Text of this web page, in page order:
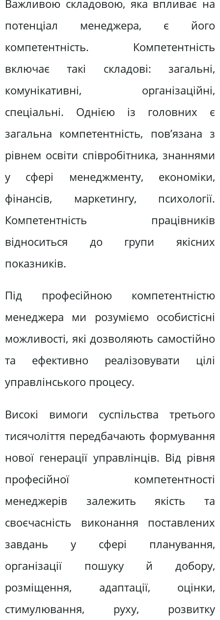
Важливою складовою, яка впливає на
потенціал менеджера, є його
компетентність. Компетентність
включає такі складові: загальні,
комунікативні, організаційні,
спеціальні. Однією із головних є
загальна компетентність, пов’язана з
рівнем освіти співробітника, знаннями
у сфері менеджменту, економіки,
фінансів, маркетингу, психології.
Компетентність працівників
відноситься до групи якісних
показників.
Під професійною компетентністю
менеджера ми розуміємо особистісні
можливості, які дозволяють самостійно
та ефективно реалізовувати цілі
управлінського процесу.
Високі вимоги суспільства третього
тисячоліття передбачають формування
нової генерації управлінців. Від рівня
професійної компетентності
менеджерів залежить якість та
своєчасність виконання поставлених
завдань у сфері планування,
організації пошуку й добору,
розміщення, адаптації, оцінки,
стимулювання, руху, розвитку